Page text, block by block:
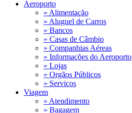
Aeroporto
» Alimentação
» Aluguel de Carros
» Bancos
» Casas de Câmbio
» Companhias Aéreas
» Informações do Aeroporto
» Lojas
» Orgãos Públicos
» Serviços
Viagem
» Atendimento
» Bagagem